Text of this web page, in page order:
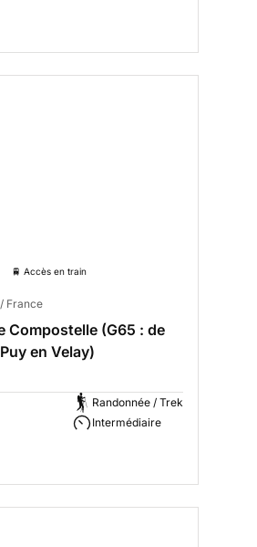
🚆 Accès en train
France
Compostelle (G65 : de
en Velay)
Randonnée / Trek
Intermédiaire